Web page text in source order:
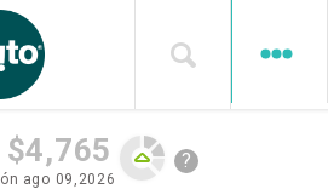
$4,765
ago 09,2026
?